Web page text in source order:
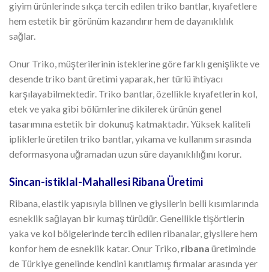
giyim ürünlerinde sıkça tercih edilen triko bantlar, kıyafetlere
hem estetik bir görünüm kazandırır hem de dayanıklılık
sağlar.
Onur Triko, müşterilerinin isteklerine göre farklı genişlikte ve
desende triko bant üretimi yaparak, her türlü ihtiyacı
karşılayabilmektedir. Triko bantlar, özellikle kıyafetlerin kol,
etek ve yaka gibi bölümlerine dikilerek ürünün genel
tasarımına estetik bir dokunuş katmaktadır. Yüksek kaliteli
ipliklerle üretilen triko bantlar, yıkama ve kullanım sırasında
deformasyona uğramadan uzun süre dayanıklılığını korur.
Sincan-istiklal-Mahallesi Ribana Üretimi
Ribana, elastik yapısıyla bilinen ve giysilerin belli kısımlarında
esneklik sağlayan bir kumaş türüdür. Genellikle tişörtlerin
yaka ve kol bölgelerinde tercih edilen ribanalar, giysilere hem
konfor hem de esneklik katar. Onur Triko, ribana üretiminde
de Türkiye genelinde kendini kanıtlamış firmalar arasında yer